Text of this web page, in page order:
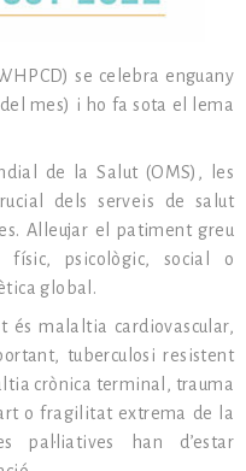
se celebra enguany
mes) i ho fa sota el lema
de la Salut (OMS), les
dels serveis de salut
Alleujar el patiment greu
psicològic, social o
global.
malaltia cardiovascular,
tuberculosi resistent
crònica terminal, trauma
o fragilitat extrema de la
pal·liatives han d’estar